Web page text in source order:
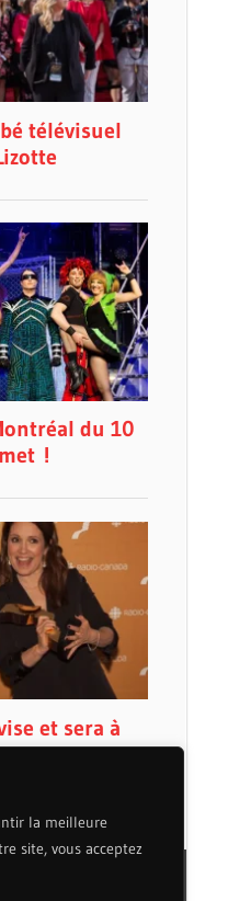
la meilleure
site, vous acceptez